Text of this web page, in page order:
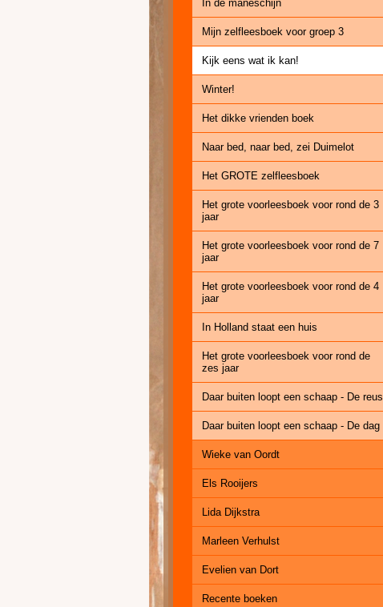
In de maneschijn
Mijn zelfleesboek voor groep 3
Kijk eens wat ik kan!
Winter!
Het dikke vrienden boek
Naar bed, naar bed, zei Duimelot
Het GROTE zelfleesboek
Het grote voorleesboek voor rond de 3
jaar
Het grote voorleesboek voor rond de 7
jaar
Het grote voorleesboek voor rond de 4
jaar
In Holland staat een huis
Het grote voorleesboek voor rond de
zes jaar
Daar buiten loopt een schaap - De reus
Daar buiten loopt een schaap - De dag
Wieke van Oordt
Els Rooijers
Lida Dijkstra
Marleen Verhulst
Evelien van Dort
Recente boeken